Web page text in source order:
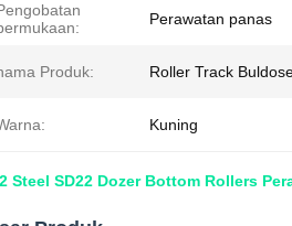
Perawatan panas
Produk: Roller Track
Kuning
Steel SD22 Dozer Bottom Rollers